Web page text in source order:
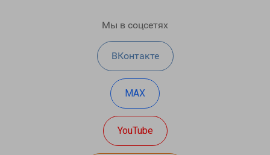
Мы в соцсетях
ВКонтакте
MAX
YouTube